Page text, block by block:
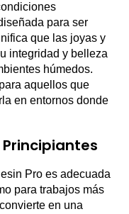
para ser
que las joyas y
integridad y belleza
húmedos.
aquellos que
en entornos donde
Pro es adecuada
para trabajos más
en una